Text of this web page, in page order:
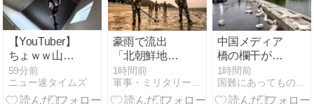
【YouTuber】
ちょｗｗ山口
達也が湘南で
新生活ｗｗロ
フト付きでこ
59分前
ニュー速タイムズ
豪雨で流出
「北朝鮮地雷
に注意」、2
週間で12個発
見…韓国北西
1時間前
中国メディア
橋の欄干が強
風で倒壊、中
に鉄筋がない
ことが発覚＝
1時間前
国難にあってもの申す！！